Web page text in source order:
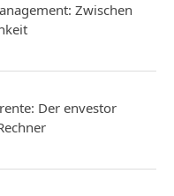
Zwischen
Der envestor